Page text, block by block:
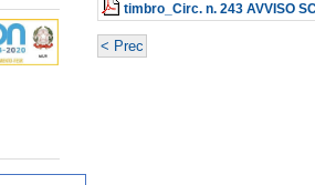
timbro_Circ. n. 243 AVVISO
< Prec